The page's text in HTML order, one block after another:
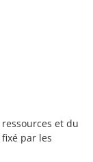
et du
par les